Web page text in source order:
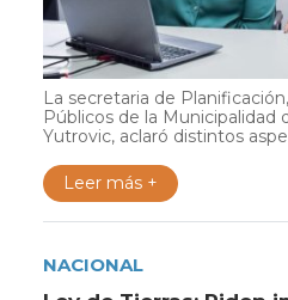
La secretaria de
Públicos de la Municipalidad
Yutrovic, aclaró distintos
Leer más +
NACIONAL